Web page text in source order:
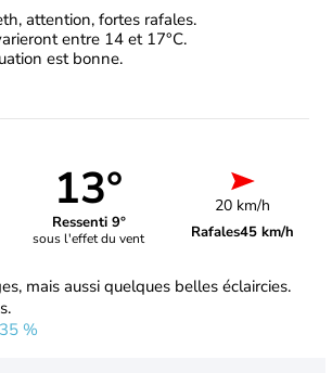
attention, fortes rafales.
entre 14 et 17°C.
est bonne.
13°
Ressenti 9°
sous l'effet du vent
20 km/h
Rafales45 km/h
mais aussi quelques belles éclaircies.
35 %